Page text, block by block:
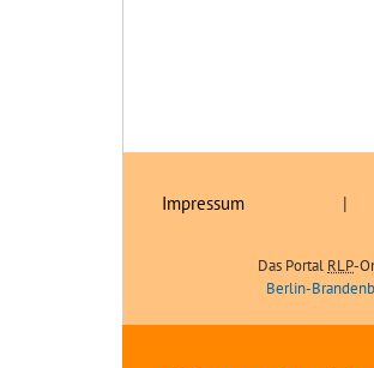
Impressum |
Das Portal RLP-
Berlin-